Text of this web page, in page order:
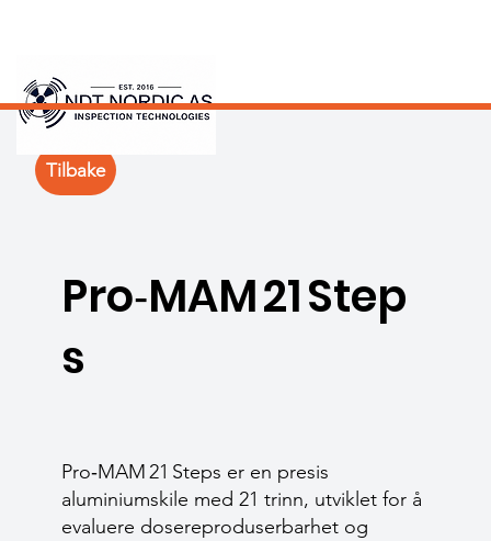
Pro‑MAM 21 Step
s
Pro‑MAM 21 Steps er en presis
aluminiumskile med 21 trinn, utviklet for å
evaluere dose­reproduserbarhet og
Tilbake